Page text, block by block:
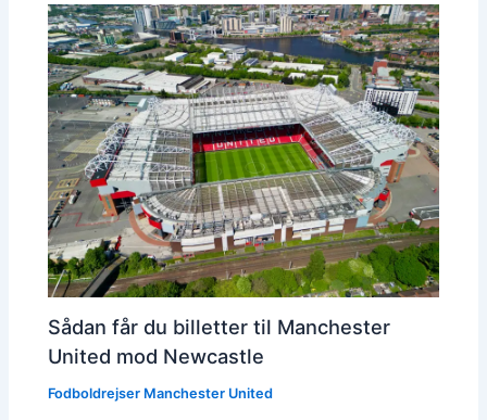
Sådan får du billetter til Manchester
United mod Newcastle
Fodboldrejser Manchester United